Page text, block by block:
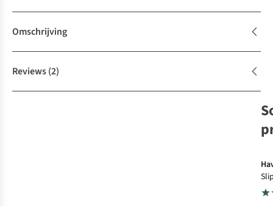
Omschrijving
Reviews(2)